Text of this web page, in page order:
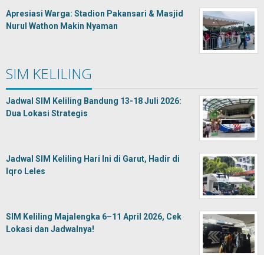
Apresiasi Warga: Stadion Pakansari & Masjid
Nurul Wathon Makin Nyaman
SIM KELILING
Jadwal SIM Keliling Bandung 13-18 Juli 2026:
Dua Lokasi Strategis
Jadwal SIM Keliling Hari Ini di Garut, Hadir di
Iqro Leles
SIM Keliling Majalengka 6–11 April 2026, Cek
Lokasi dan Jadwalnya!